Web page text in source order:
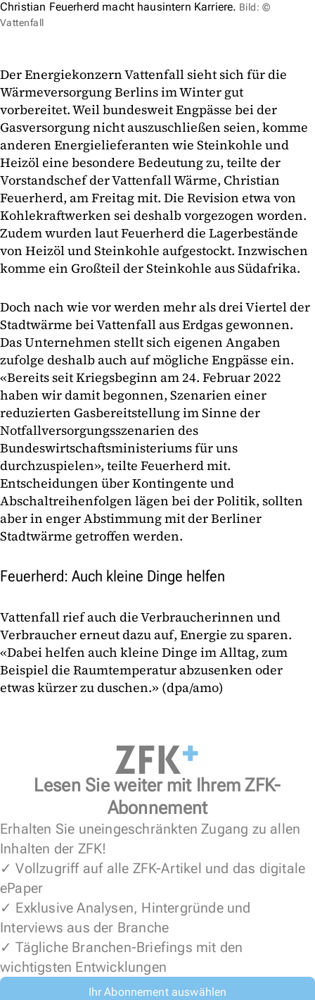
Christian Feuerherd macht hausintern Karriere. Bild: ©
Vattenfall
Der Energiekonzern Vattenfall sieht sich für die
Wärmeversorgung Berlins im Winter gut
vorbereitet. Weil bundesweit Engpässe bei der
Gasversorgung nicht auszuschließen seien, komme
anderen Energielieferanten wie Steinkohle und
Heizöl eine besondere Bedeutung zu, teilte der
Vorstandschef der Vattenfall Wärme, Christian
Feuerherd, am Freitag mit. Die Revision etwa von
Kohlekraftwerken sei deshalb vorgezogen worden.
Zudem wurden laut Feuerherd die Lagerbestände
von Heizöl und Steinkohle aufgestockt. Inzwischen
komme ein Großteil der Steinkohle aus Südafrika.
Doch nach wie vor werden mehr als drei Viertel der
Stadtwärme bei Vattenfall aus Erdgas gewonnen.
Das Unternehmen stellt sich eigenen Angaben
zufolge deshalb auch auf mögliche Engpässe ein.
«Bereits seit Kriegsbeginn am 24. Februar 2022
haben wir damit begonnen, Szenarien einer
reduzierten Gasbereitstellung im Sinne der
Notfallversorgungsszenarien des
Bundeswirtschaftsministeriums für uns
durchzuspielen», teilte Feuerherd mit.
Entscheidungen über Kontingente und
Abschaltreihenfolgen lägen bei der Politik, sollten
aber in enger Abstimmung mit der Berliner
Stadtwärme getroffen werden.
Feuerherd: Auch kleine Dinge helfen
Vattenfall rief auch die Verbraucherinnen und
Verbraucher erneut dazu auf, Energie zu sparen.
«Dabei helfen auch kleine Dinge im Alltag, zum
Beispiel die Raumtemperatur abzusenken oder
etwas kürzer zu duschen.» (dpa/amo)
Lesen Sie weiter mit Ihrem ZFK-
Abonnement
Erhalten Sie uneingeschränkten Zugang zu allen
Inhalten der ZFK!
✓ Vollzugriff auf alle ZFK-Artikel und das digitale
ePaper
✓ Exklusive Analysen, Hintergründe und
Interviews aus der Branche
✓ Tägliche Branchen-Briefings mit den
wichtigsten Entwicklungen
Ihr Abonnement auswählen